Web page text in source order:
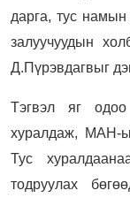
дарга, тус
залуучуудын
Д.Пүрэвдагвыг
Тэгвэл яг
хуралдаж, МАН-
Тус
тодруулах